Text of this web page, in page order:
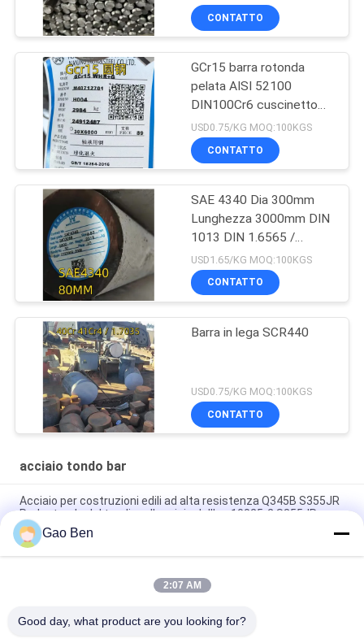
Estinto
CONTATTO
GCr15 barra rotonda
pelata AISI 52100
DIN100Cr6 cuscinetto
canna di lega OD 30 mm
USD0.75/KG MOQ:100KGS
CONTATTO
SAE 4340 Dia 300mm
Lunghezza 3000mm DIN
1013 DIN 1.6565 /
40CrNiMo 6 QT Bar
solida
USD1.65/KG MOQ:100KGS
CONTATTO
Barra in lega SCR440
USD0.75/KG MOQ:100KGS
CONTATTO
acciaio tondo bar
Acciaio per costruzioni edili ad alta resistenza Q345B S355JR
Rod rotondo del tondino d'acciaio dell'en 10025-2 S355JR
Barra rotonda di acciaio di lega 42CrMo AISI4140 42CrMo4
Q+T estinta normalizada EN10083
Stagno rotondo in acciaio laminato a caldo 34CrNiMo6 DIN
Gao Ben
2:07 AM
Good day, what product are you looking for?